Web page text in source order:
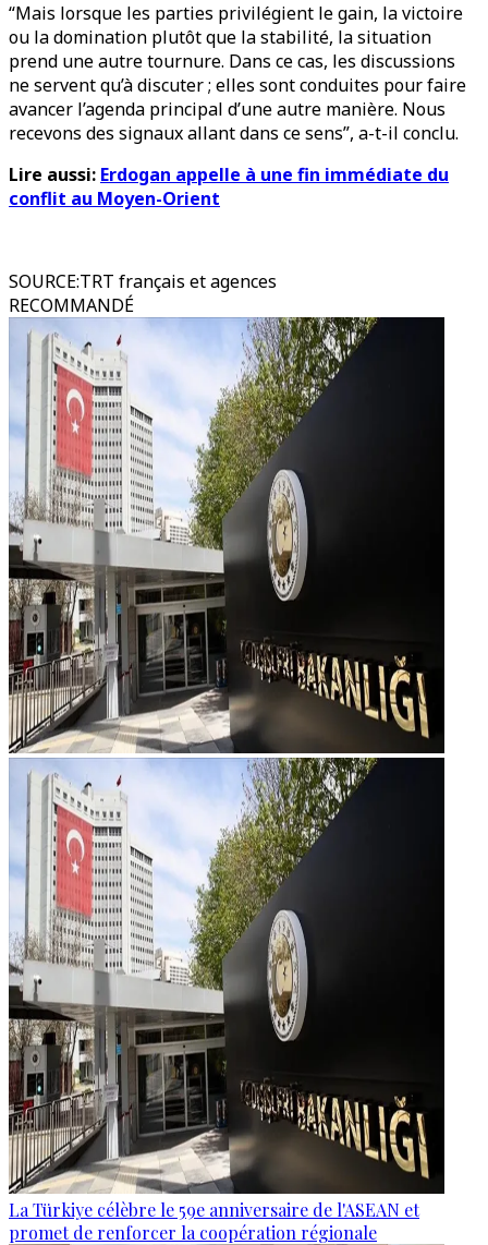
“Mais lorsque les parties privilégient le gain, la victoire
ou la domination plutôt que la stabilité, la situation
prend une autre tournure. Dans ce cas, les discussions
ne servent qu’à discuter ; elles sont conduites pour faire
avancer l’agenda principal d’une autre manière. Nous
recevons des signaux allant dans ce sens”, a-t-il conclu.
Lire aussi: Erdogan appelle à une fin immédiate du
conflit au Moyen-Orient
SOURCE:TRT français et agences
RECOMMANDÉ
La Türkiye célèbre le 59e anniversaire de l'ASEAN et
promet de renforcer la coopération régionale